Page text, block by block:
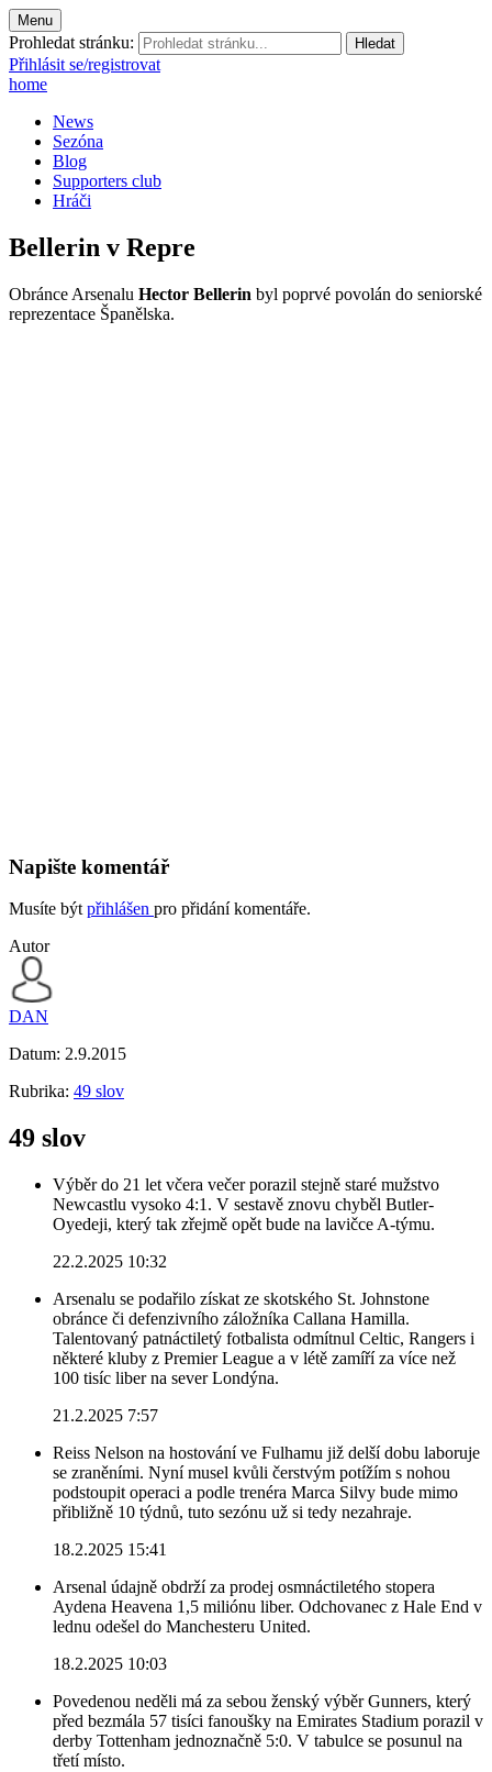
Menu
Prohledat stránku:
Přihlásit se/registrovat
home
News
Sezóna
Blog
Supporters club
Hráči
Bellerin v Repre
Obránce Arsenalu Hector Bellerin byl poprvé povolán do seniorské
reprezentace Španělska.
Napište komentář
Musíte být přihlášen pro přidání komentáře.
Autor
DAN
Datum: 2.9.2015
Rubrika: 49 slov
49 slov
Výběr do 21 let včera večer porazil stejně staré mužstvo
Newcastlu vysoko 4:1. V sestavě znovu chyběl Butler-
Oyedeji, který tak zřejmě opět bude na lavičce A-týmu.
22.2.2025 10:32
Arsenalu se podařilo získat ze skotského St. Johnstone
obránce či defenzivního záložníka Callana Hamilla.
Talentovaný patnáctiletý fotbalista odmítnul Celtic, Rangers i
některé kluby z Premier League a v létě zamíří za více než
100 tisíc liber na sever Londýna.
21.2.2025 7:57
Reiss Nelson na hostování ve Fulhamu již delší dobu laboruje
se zraněními. Nyní musel kvůli čerstvým potížím s nohou
podstoupit operaci a podle trenéra Marca Silvy bude mimo
přibližně 10 týdnů, tuto sezónu už si tedy nezahraje.
18.2.2025 15:41
Arsenal údajně obdrží za prodej osmnáctiletého stopera
Aydena Heavena 1,5 miliónu liber. Odchovanec z Hale End v
lednu odešel do Manchesteru United.
18.2.2025 10:03
Povedenou neděli má za sebou ženský výběr Gunners, který
před bezmála 57 tisíci fanoušky na Emirates Stadium porazil v
derby Tottenham jednoznačně 5:0. V tabulce se posunul na
třetí místo.